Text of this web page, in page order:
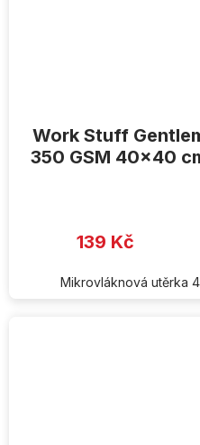
Work Stuff
350 GSM 40x40
139 Kč
Mikrovláknová utěrka